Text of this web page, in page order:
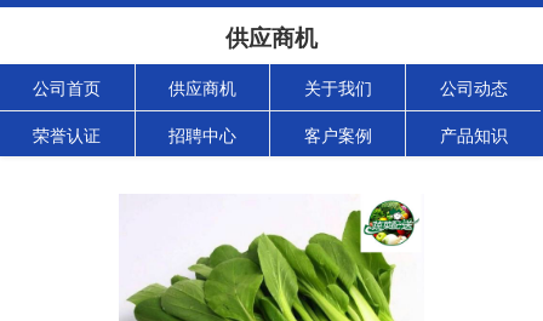
供应商机
公司首页 供应商机 关于我们 公司动态
荣誉认证 招聘中心 客户案例 产品知识